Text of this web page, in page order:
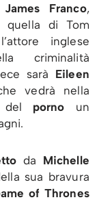
James Franco,
quella di Tom
inglese
criminalità
sarà Eileen
vedrà nella
del porno un
da Michelle
sua bravura
of Thrones